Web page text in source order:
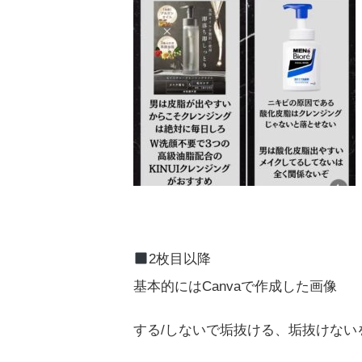
2枚目以降
基本的にはCanvaで作成した画像
する/しないで垢抜ける、垢抜けない